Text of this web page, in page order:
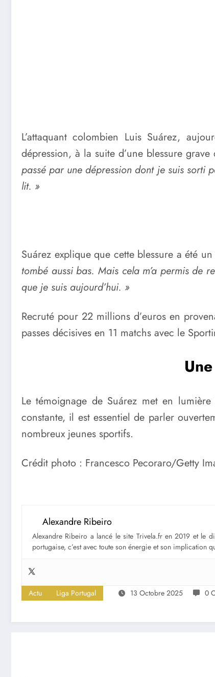
L’attaquant colombien Luis Suárez,
dépression, à la suite d’une blessure
passé par une dépression dont je suis sorti
lit. »
Suárez explique que cette blessure a été
tombé aussi bas. Mais cela m’a permis de
que je suis aujourd’hui. »
Recruté pour 22 millions d’euros en
passes décisives en 11 matchs avec le
Le témoignage de Suárez met en
constante, il est essentiel de parler
nombreux jeunes sportifs.
Crédit photo : Francesco Pecoraro/Getty
Alexandre Ribeiro
Alexandre Ribeiro a lancé le site Trivela.fr en 2019 et le
portugaise, c’est avec toute son énergie et son implication
Actu Liga Portugal 13 Octobre 2025 0